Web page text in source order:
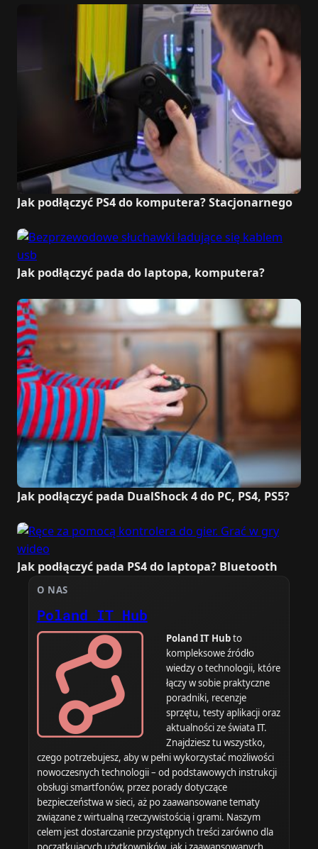
Jak podłączyć PS4 do komputera? Stacjonarnego
Jak podłączyć pada do laptopa, komputera?
Jak podłączyć pada DualShock 4 do PC, PS4, PS5?
Jak podłączyć pada PS4 do laptopa? Bluetooth
O NAS
Poland IT Hub
Poland IT Hubto
kompleksowe źródło
wiedzy o technologii, które
łączy w sobie praktyczne
poradniki, recenzje
sprzętu, testy aplikacji oraz
aktualności ze świata IT.
Znajdziesz tu wszystko,
czego potrzebujesz, aby w pełni wykorzystać możliwości
nowoczesnych technologii – od podstawowych instrukcji
obsługi smartfonów, przez porady dotyczące
bezpieczeństwa w sieci, aż po zaawansowane tematy
związane z wirtualną rzeczywistością i grami. Naszym
celem jest dostarczanie przystępnych treści zarówno dla